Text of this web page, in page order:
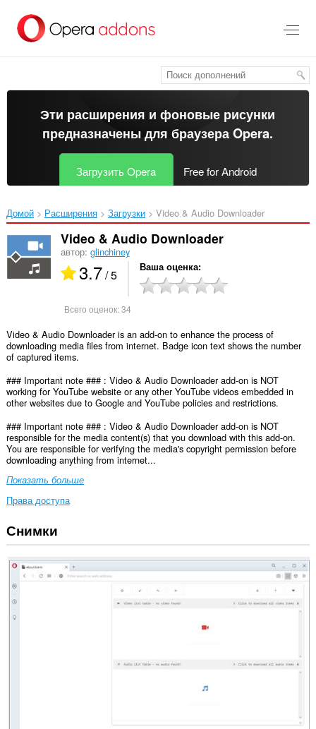
перейти
Эти расширения и фоновые рисунки
предназначены длябраузера Opera.
Загрузить Opera Free for Android
Домой Расширения Загрузки Video & Audio Downloader‎
Video & Audio Downloader
автор: glinchiney
3.7/ 5 Ваша оценка
Всего оценок:34
Video & Audio Downloader is an add-on to enhance the process of
downloading media files from internet. Badge icon text shows the number
of captured items.
### Important note ### : Video & Audio Downloader add-on is NOT
working for YouTube website or any other YouTube videos embedded in
other websites due to Google and YouTube policies and restrictions.
### Important note ### : Video & Audio Downloader add-on is NOT
responsible for the media content(s) that you download with this add-on.
You are responsible for verifying the media's copyright permission before
downloading anything from internet...
Показать больше
Права доступа
У
этого
есть
доступ
вашим
на
Снимки